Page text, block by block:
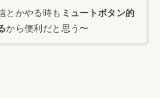
とかやる時も ミュートボタン的
から便利だと思う〜